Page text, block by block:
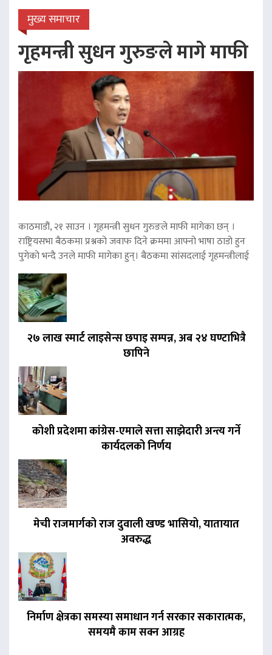
मुख्य समाचार
गृहमन्त्री सुधन गुरुङले मागे माफी
काठमाडौं, २१ साउन । गृहमन्त्री सुधन गुरुङले माफी मागेका छन् ।
राष्ट्रियसभा बैठकमा प्रश्नको जवाफ दिने क्रममा आफ्नो भाषा ठाडो हुन
पुगेको भन्दै उनले माफी मागेका हुन्। बैठकमा सांसदलाई गृहमन्त्रीलाई
२७ लाख स्मार्ट लाइसेन्स छपाइ सम्पन्न, अब २४ घण्टाभित्रै
छापिने
कोशी प्रदेशमा कांग्रेस-एमाले सत्ता साझेदारी अन्त्य गर्ने
कार्यदलको निर्णय
मेची राजमार्गको राज दुवाली खण्ड भासियो, यातायात
अवरुद्ध
निर्माण क्षेत्रका समस्या समाधान गर्न सरकार सकारात्मक,
समयमै काम सक्न आग्रह